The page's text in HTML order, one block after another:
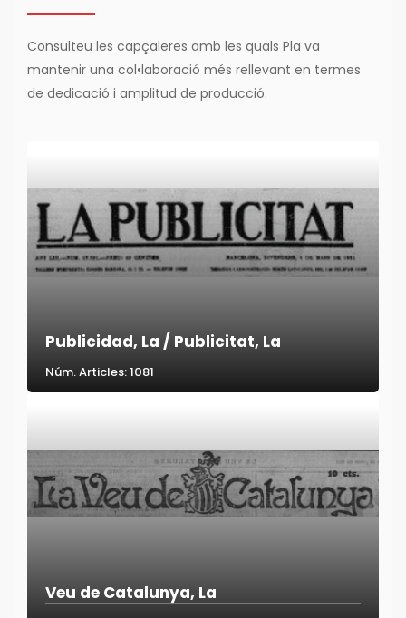
Consulteu les capçaleres amb les quals Pla va
mantenir una col•laboració més rellevant en termes
de dedicació i amplitud de producció.
Publicidad, La / Publicitat, La
Núm. Articles: 1081
Veu de Catalunya, La